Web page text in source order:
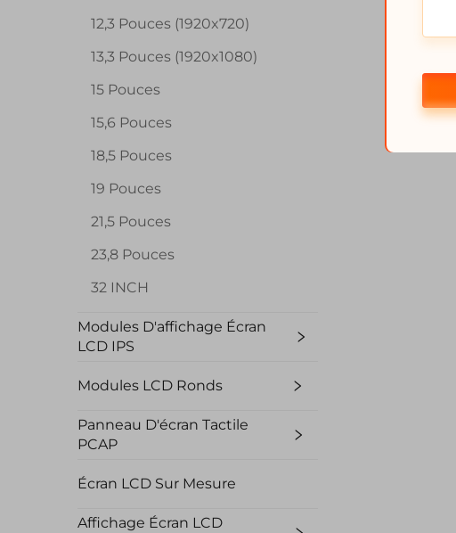
12,3 Pouces (1920x720)
13,3 Pouces (1920x1080)
15 Pouces
15,6 Pouces
18,5 Pouces
19 Pouces
21,5 Pouces
23,8 Pouces
32 INCH
Modules D'affichage Écran
LCD IPS
Modules LCD Ronds
Panneau D'écran Tactile
PCAP
Écran LCD Sur Mesure
Affichage Écran LCD